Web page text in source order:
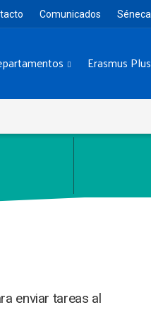
Comunicados Séneca
Erasmus Plus
enviar tareas al